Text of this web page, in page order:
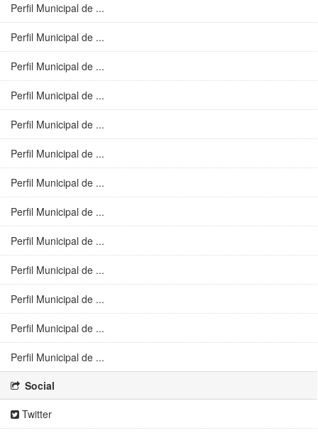
Perfil Municipal de ...
Perfil Municipal de ...
Perfil Municipal de ...
Perfil Municipal de ...
Perfil Municipal de ...
Perfil Municipal de ...
Perfil Municipal de ...
Perfil Municipal de ...
Perfil Municipal de ...
Perfil Municipal de ...
Perfil Municipal de ...
Perfil Municipal de ...
Perfil Municipal de ...
Social
Twitter